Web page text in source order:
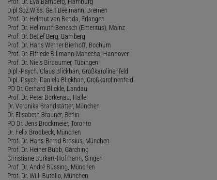
Dipl.Soz.Wiss. Gert Beelmann, Bremen
Prof. Dr. Helmut von Benda, Erlangen
Prof. Dr. Hellmuth Benesch (Emeritus), Mainz
Prof. Dr. Detlef Berg, Bamberg
Prof. Dr. Hans Werner Bierhoff, Bochum
Prof. Dr. Elfriede Billmann-Mahecha, Hannover
Prof. Dr. Niels Birbaumer, Tübingen
Dipl.-Psych. Claus Blickhan, Großkarolinenfeld
Dipl.-Psych. Daniela Blickhan, Großkarolinenfeld
PD Dr. Gerhard Blickle, Landau
Prof. Dr. Peter Borkenau, Halle
Dr. Veronika Brandstätter, München
Dr. Elisabeth Brauner, Berlin
PD Dr. Jens Brockmeier, Toronto
Dr. Felix Brodbeck, München
Prof. Dr. Hans-Bernd Brosius, München
Prof. Dr. Heiner Bubb, Garching
Christiane Burkart-Hofmann, Singen
Prof. Dr. André Büssing, München
Prof. Dr. Willi Butollo, München